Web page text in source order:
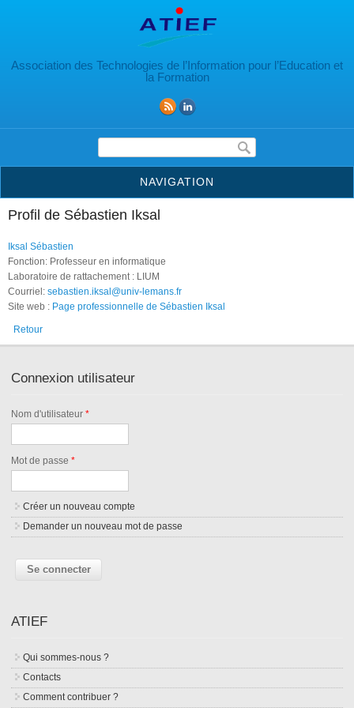
Association des Technologies de l’Information pour l’Education et
la Formation
Formulaire de recherche
NAVIGATION
Profil de Sébastien Iksal
Iksal Sébastien
Fonction: Professeur en informatique
Laboratoire de rattachement : LIUM
Courriel: sebastien.iksal@univ-lemans.fr
Site web : Page professionnelle de Sébastien Iksal
Retour
Connexion utilisateur
Nom d'utilisateur*
Mot de passe*
Créer un nouveau compte
Demander un nouveau mot de passe
ATIEF
Qui sommes-nous ?
Contacts
Comment contribuer ?